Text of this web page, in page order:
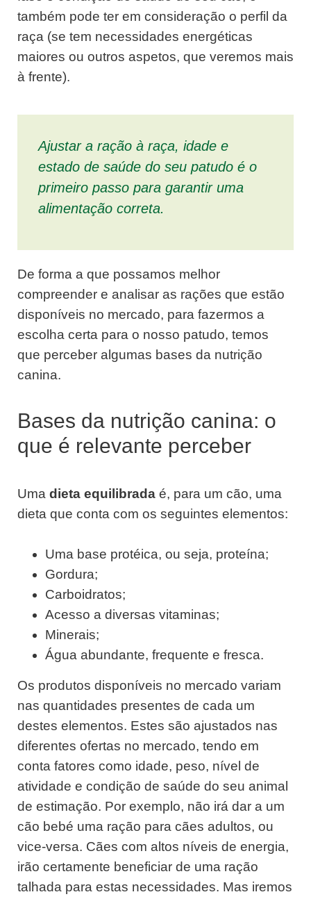
também pode ter em consideração o perfil da
raça (se tem necessidades energéticas
maiores ou outros aspetos, que veremos mais
à frente).
Ajustar a ração à raça, idade e
estado de saúde do seu patudo é o
primeiro passo para garantir uma
alimentação correta.
De forma a que possamos melhor
compreender e analisar as rações que estão
disponíveis no mercado, para fazermos a
escolha certa para o nosso patudo, temos
que perceber algumas bases da nutrição
canina.
Bases da nutrição canina: o
que é relevante perceber
Uma dieta equilibrada é, para um cão, uma
dieta que conta com os seguintes elementos:
Uma base protéica, ou seja, proteína;
Gordura;
Carboidratos;
Acesso a diversas vitaminas;
Minerais;
Água abundante, frequente e fresca.
Os produtos disponíveis no mercado variam
nas quantidades presentes de cada um
destes elementos. Estes são ajustados nas
diferentes ofertas no mercado, tendo em
conta fatores como idade, peso, nível de
atividade e condição de saúde do seu animal
de estimação. Por exemplo, não irá dar a um
cão bebé uma ração para cães adultos, ou
vice-versa. Cães com altos níveis de energia,
irão certamente beneficiar de uma ração
talhada para estas necessidades. Mas iremos